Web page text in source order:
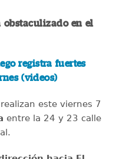
obstaculizado en el
registra fuertes
(videos)
este viernes 7
entre la 24 y 23 calle